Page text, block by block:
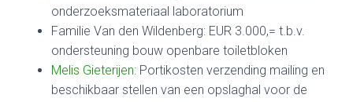
onderzoeksmateriaal laboratorium
Familie Van den Wildenberg: EUR 3.000,= t.b.v.
ondersteuning bouw openbare toiletbloken
Melis Gieterijen: Portikosten verzending mailing en
beschikbaar stellen van een opslaghal voor de